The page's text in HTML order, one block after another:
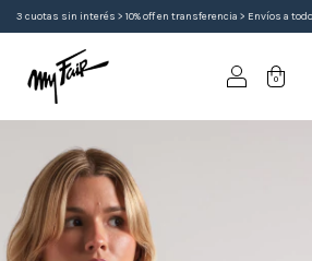
3 cuotas sin interés > 10% off en transferencia > Envíos a todo el
0